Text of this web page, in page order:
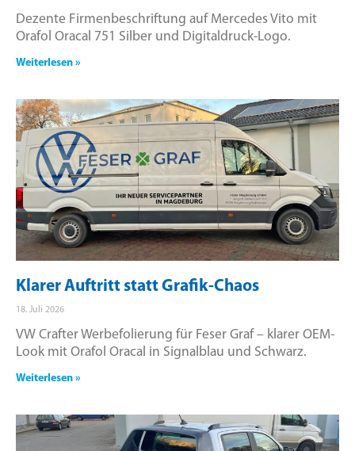
Dezente Firmenbeschriftung auf Mercedes Vito mit
Orafol Oracal 751 Silber und Digitaldruck-Logo.
Weiterlesen »
Klarer Auftritt statt Grafik-Chaos
18. Juli 2026
VW Crafter Werbefolierung für Feser Graf – klarer OEM-
Look mit Orafol Oracal in Signalblau und Schwarz.
Weiterlesen »